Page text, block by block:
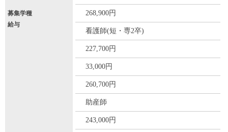
募集学種
給与
268,900円
看護師(短・専2卒)
227,700円
33,000円
260,700円
助産師
243,000円